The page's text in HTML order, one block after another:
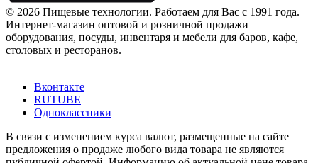
© 2026 Пищевые технологии. Работаем для Вас с 1991 года.
Интернет-магазин оптовой и розничной продажи
оборудования, посуды, инвентаря и мебели для баров, кафе,
столовых и ресторанов.
Вконтакте
RUTUBE
Одноклассники
В связи с изменением курса валют, размещенные на сайте
предложения о продаже любого вида товара не являются